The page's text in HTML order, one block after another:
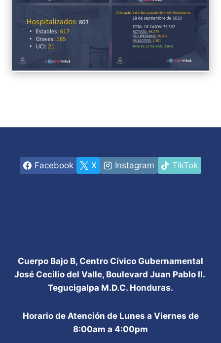
Facebook X Instagram TikTok
Cuerpo Bajo B, Centro Cívico Gubernamental
José Cecilio del Valle, Boulevard Juan Pablo II.
Tegucigalpa M.D.C. Honduras.
Horario de Atención de Lunes a Viernes de
8:00am a 4:00pm